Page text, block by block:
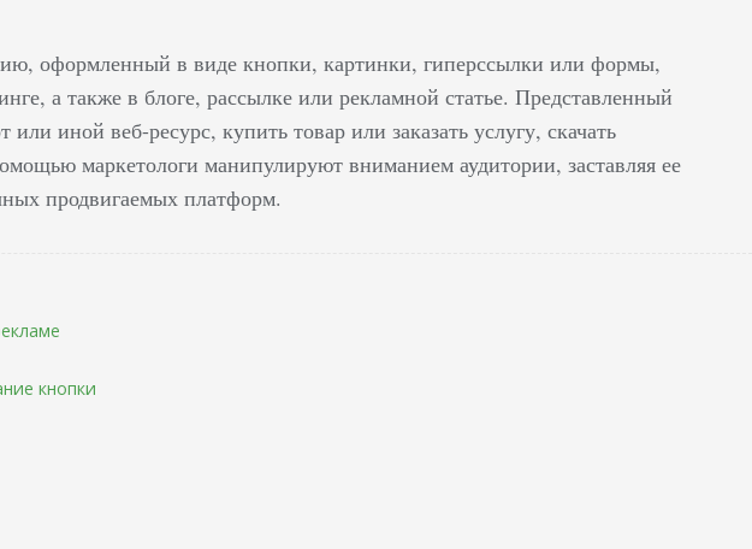
оформленный в виде кнопки, картинки, гиперссылки или формы,
а также в блоге, рассылке или рекламной статье. Представленный
иной веб-ресурс, купить товар или заказать услугу, скачать
маркетологи манипулируют вниманием аудитории, заставляя ее
продвигаемых платформ.
кнопки